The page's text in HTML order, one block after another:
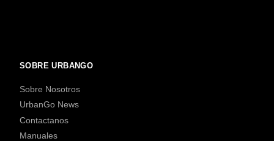
SOBRE URBANGO
Sobre Nosotros
UrbanGo News
Contactanos
Manuales